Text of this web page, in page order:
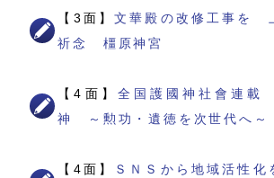
【3面】文華殿の改修工事を
祈念 橿原神宮
【4面】 全国護國神社會連載
神 ～勲功・遺徳を次世代へ～
【4面】
ＳＮＳから地域活性